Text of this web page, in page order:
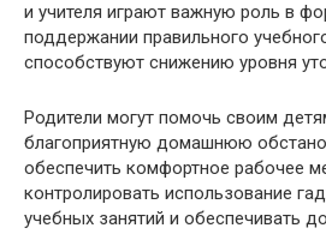
и учителя играют важную роль в
поддержании правильного
способствуют снижению уровня
Родители могут помочь своим
благоприятную домашнюю
обеспечить комфортное рабочее
контролировать использование
учебных занятий и обеспечивать